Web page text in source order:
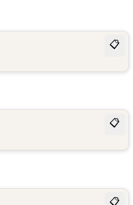
📋
📋
📋